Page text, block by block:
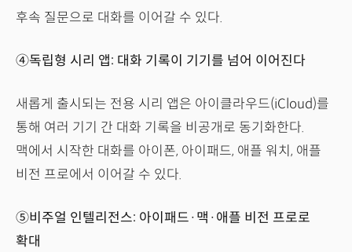
후속 질문으로 대화를 이어갈 수 있다.
④독립형 시리 앱: 대화 기록이 기기를 넘어 이어진다
새롭게 출시되는 전용 시리 앱은 아이클라우드(iCloud)를
통해 여러 기기 간 대화 기록을 비공개로 동기화한다.
맥에서 시작한 대화를 아이폰, 아이패드, 애플 워치, 애플
비전 프로에서 이어갈 수 있다.
⑤비주얼 인텔리전스: 아이패드·맥·애플 비전 프로로
확대